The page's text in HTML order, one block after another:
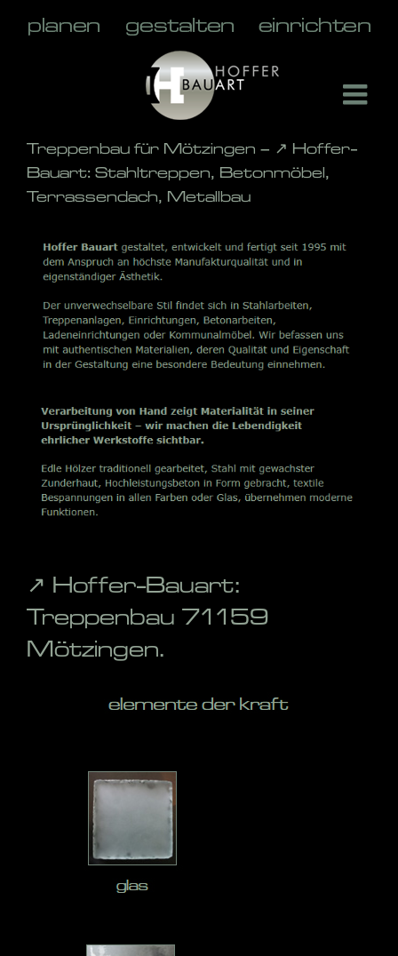
Treppenbau für Mötzingen – ↗️ Hoffer-
Bauart: Stahltreppen, Betonmöbel,
Terrassendach, Metallbau
↗️ Hoffer-Bauart:
Treppenbau 71159
Mötzingen.